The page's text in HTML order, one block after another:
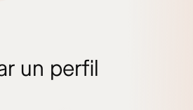
un perfil